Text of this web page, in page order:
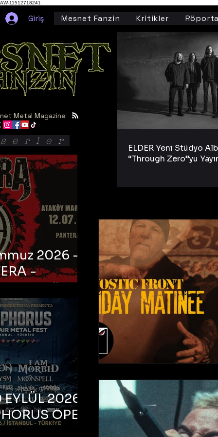
AW-11512718241
Giriş Mesnet Fanzin Kritikler
Metal Magazine
ELDER Yeni Stüdyo
“Through Zero”yu
2026 -
-
Ataköy
Arena
2026 –
OPEN
FEST